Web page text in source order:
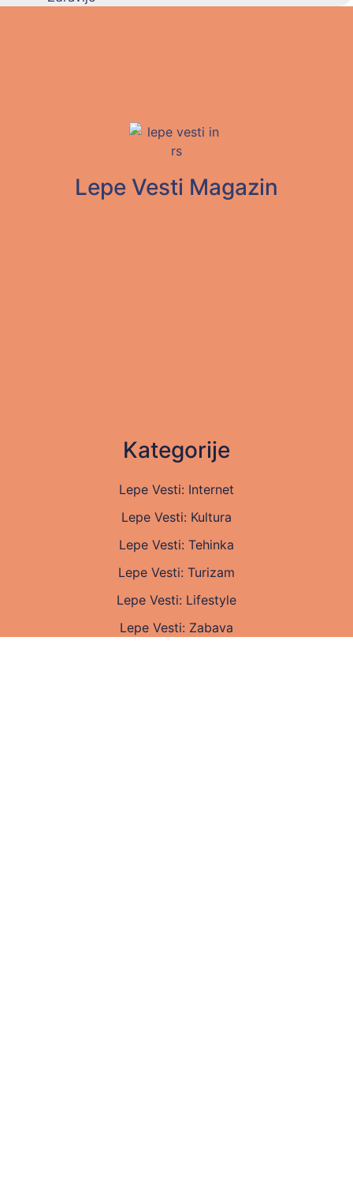
Lepe Vesti Magazin
Kategorije
Lepe Vesti: Internet
Lepe Vesti: Kultura
Lepe Vesti: Tehinka
Lepe Vesti: Turizam
Lepe Vesti: Lifestyle
Lepe Vesti: Zabava